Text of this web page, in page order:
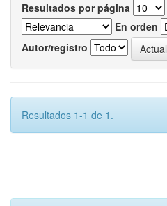
Resultados por página
En orden
Autor/registro
Resultados 1-1 de 1.